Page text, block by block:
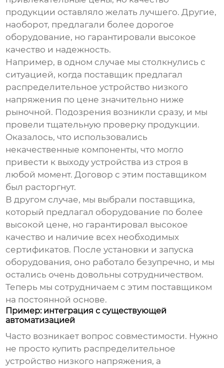
продукции оставляло желать лучшего. Другие,
наоборот, предлагали более дорогое
оборудование, но гарантировали высокое
качество и надежность.
Например, в одном случае мы столкнулись с
ситуацией, когда поставщик предлагал
распределительное устройство низкого
напряжения по цене значительно ниже
рыночной. Подозрения возникли сразу, и мы
провели тщательную проверку продукции.
Оказалось, что использовались
некачественные компоненты, что могло
привести к выходу устройства из строя в
любой момент. Договор с этим поставщиком
был расторгнут.
В другом случае, мы выбрали поставщика,
который предлагал оборудование по более
высокой цене, но гарантировал высокое
качество и наличие всех необходимых
сертификатов. После установки и запуска
оборудования, оно работало безупречно, и мы
остались очень довольны сотрудничеством.
Теперь мы сотрудничаем с этим поставщиком
на постоянной основе.
Пример: интеграция с существующей
автоматизацией
Часто возникает вопрос совместимости. Нужно
не просто купить распределительное
устройство низкого напряжения, а